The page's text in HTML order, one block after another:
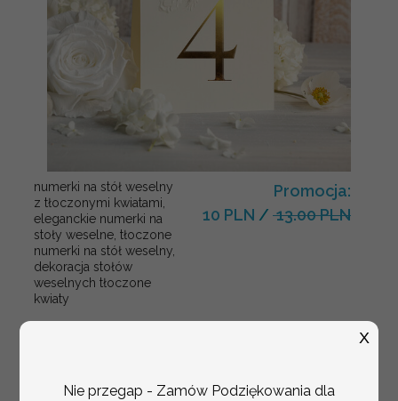
numerki na stół weselny
z tłoczonymi kwiatami,
eleganckie numerki na
stoły weselne, tłoczone
numerki na stół weselny,
dekoracja stołów
weselnych tłoczone
kwiaty
Promocja:
10 PLN / 13.00 PLN
Nie przegap - Zamów Podziękowania dla
X